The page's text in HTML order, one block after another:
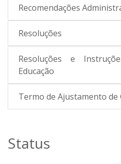
Recomendações
Resoluções
Resoluções e
Educação
Termo de Ajustamento de
Status